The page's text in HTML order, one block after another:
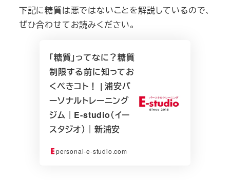
下記に糖質は悪ではないことを解説しているので、
ぜひ合わせてお読みください。
「糖質」ってなに？糖質
制限する前に知ってお
くべきコト！ | 浦安パ
ーソナルトレーニング
ジム｜E-studio（イー
スタジオ）｜新浦安
personal-e-studio.com